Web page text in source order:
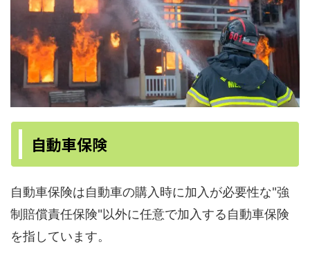
自動車保険
自動車保険は自動車の購入時に加入が必要性な"強
制賠償責任保険"以外に任意で加入する自動車保険
を指しています。